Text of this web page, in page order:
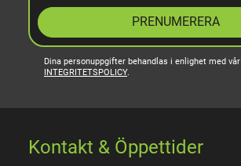
PRENUMERERA
Dina personuppgifter behandlas i enlighet med vår
INTEGRITETSPOLICY.
Kontakt & Öppettider